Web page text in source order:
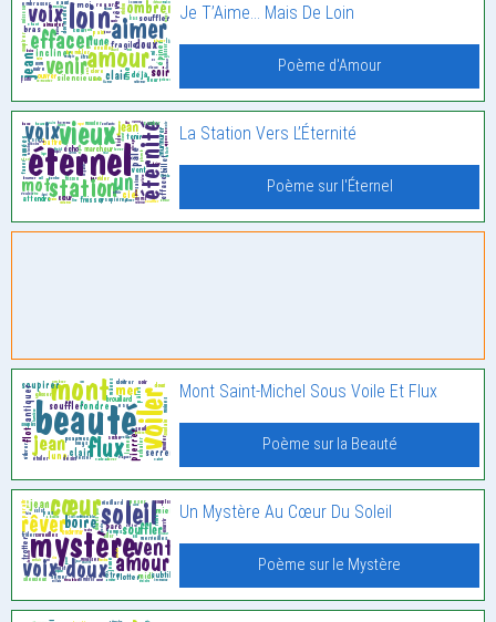
Je T’Aime… Mais De Loin
Poème d'Amour
La Station Vers L’Éternité
Poème sur l'Éternel
Mont Saint-Michel Sous Voile Et Flux
Poème sur la Beauté
Un Mystère Au Cœur Du Soleil
Poème sur le Mystère